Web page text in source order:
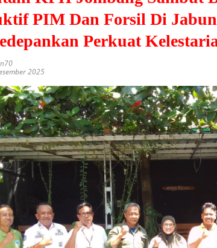
PIM Dan Forsil Di
Perkuat
2025